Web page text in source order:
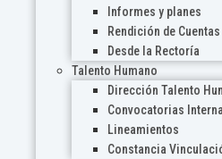
Informes y planes
Rendición de Cuentas
Desde la Rectoría
Talento Humano
Dirección Talento
Convocatorias
Lineamientos
Constancia